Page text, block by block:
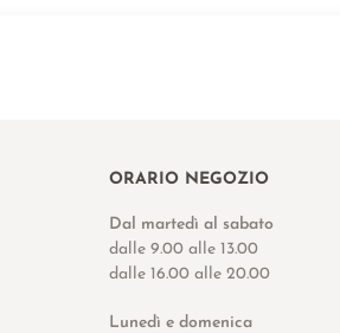
ORARIO NEGOZIO
Dal martedì al sabato
dalle 9.00 alle 13.00
dalle 16.00 alle 20.00
Lunedì e domenica